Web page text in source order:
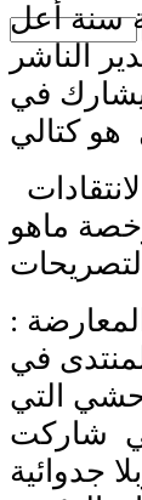
سنة أعل
الناشر
يشارك في
ماهو
:
في
التي
شاركت
جدوائية